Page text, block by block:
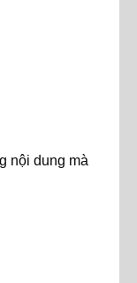
nội dung mà